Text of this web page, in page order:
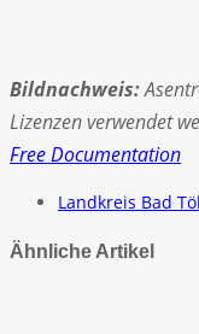
Bildnachweis:
Lizenzen verwendet
Free Documentation
Landkreis Bad
Ähnliche Artikel